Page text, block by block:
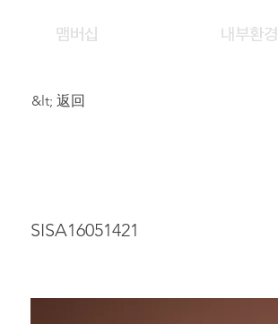
맴버십 내부환경
&lt; 返回
SISA16051421